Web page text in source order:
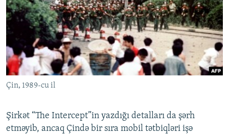
Çin, 1989-cu il
Şirkət “The Intercept”in yazdığı detalları da şərh
etməyib, ancaq Çində bir sıra mobil tətbiqləri işə